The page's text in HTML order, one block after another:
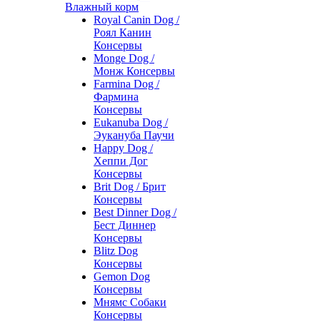
Влажный корм
Royal Canin Dog /
Роял Канин
Консервы
Monge Dog /
Монж Консервы
Farmina Dog /
Фармина
Консервы
Eukanuba Dog /
Эукануба Паучи
Happy Dog /
Хеппи Дог
Консервы
Brit Dog / Брит
Консервы
Best Dinner Dog /
Бест Диннер
Консервы
Blitz Dog
Консервы
Gemon Dog
Консервы
Мнямс Собаки
Консервы